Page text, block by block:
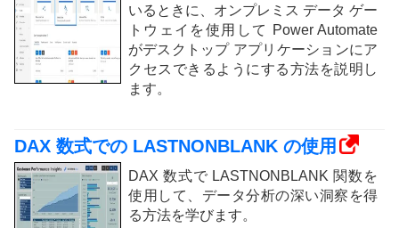
いるときに、オンプレミス データ ゲー
トウェイを使用して Power Automate
がデスクトップ アプリケーションにア
クセスできるようにする方法を説明し
ます。
DAX 数式での LASTNONBLANK の使用
DAX 数式で LASTNONBLANK 関数を
使用して、データ分析の深い洞察を得
る方法を学びます。